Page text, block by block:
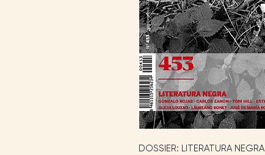
DOSSIER: LITERATURA NEGRA